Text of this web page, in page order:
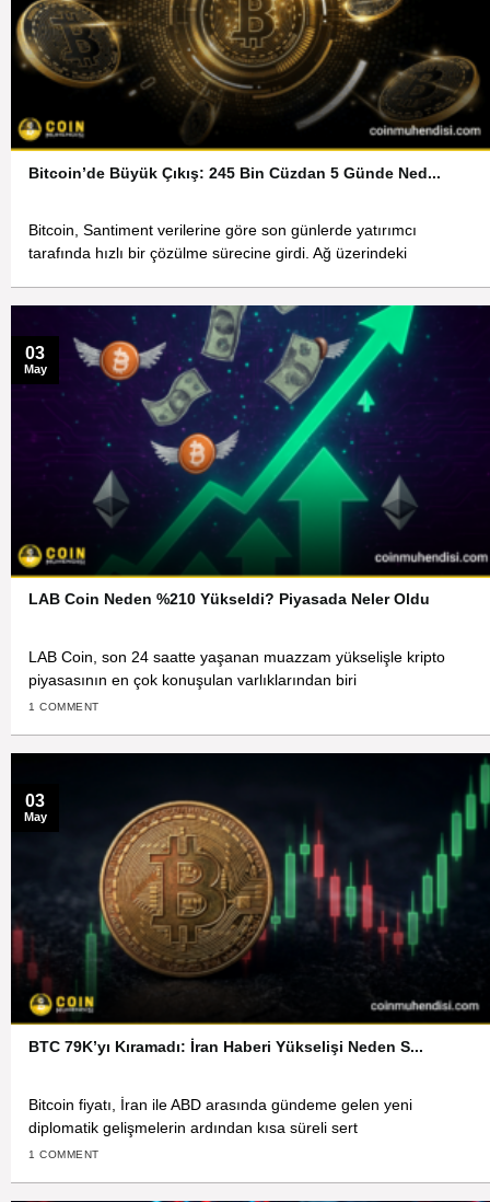
Bitcoin’de Büyük Çıkış: 245 Bin Cüzdan 5 Günde Ned...
Bitcoin, Santiment verilerine göre son günlerde yatırımcı
tarafında hızlı bir çözülme sürecine girdi. Ağ üzerindeki
LAB Coin Neden %210 Yükseldi? Piyasada Neler Oldu
LAB Coin, son 24 saatte yaşanan muazzam yükselişle kripto
piyasasının en çok konuşulan varlıklarından biri
1 COMMENT
03
May
BTC 79K’yı Kıramadı: İran Haberi Yükselişi Neden S...
Bitcoin fiyatı, İran ile ABD arasında gündeme gelen yeni
diplomatik gelişmelerin ardından kısa süreli sert
1 COMMENT
03
May